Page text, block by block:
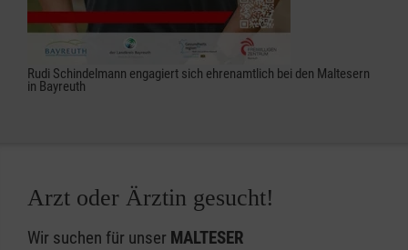
Rudi Schindelmann engagiert sich ehrenamtlich bei den Maltesern
in Bayreuth
Arzt oder Ärztin gesucht!
Wir suchen für unser MALTESER